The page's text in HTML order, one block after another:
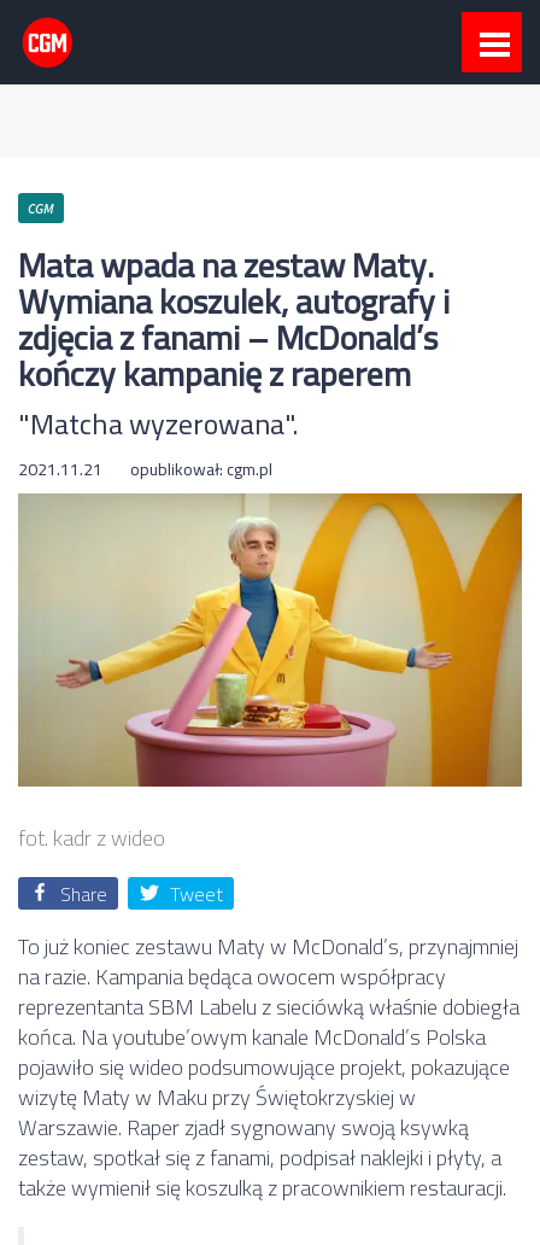
CGM
Mata wpada na zestaw Maty.
Wymiana koszulek, autografy i
zdjęcia z fanami – McDonald’s
kończy kampanię z raperem
"Matcha wyzerowana".
2021.11.21 opublikował:cgm.pl
fot. kadr z wideo
Share Tweet
To już koniec zestawu Maty w McDonald’s, przynajmniej
na razie. Kampania będąca owocem współpracy
reprezentanta SBM Labelu z sieciówką właśnie dobiegła
końca. Na youtube’owym kanale McDonald’s Polska
pojawiło się wideo podsumowujące projekt, pokazujące
wizytę Maty w Maku przy Świętokrzyskiej w
Warszawie. Raper zjadł sygnowany swoją ksywką
zestaw, spotkał się z fanami, podpisał naklejki i płyty, a
także wymienił się koszulką z pracownikiem restauracji.